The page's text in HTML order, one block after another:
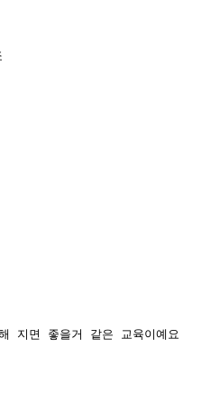
지면 좋을거 같은 교육이예요